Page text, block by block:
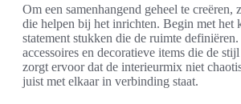
Om een samenhangend geheel te creëren,
die helpen bij het inrichten. Begin met het
statement stukken die de ruimte
accessoires en decoratieve items die de
zorgt ervoor dat de interieurmix niet
juist met elkaar in verbinding staat.